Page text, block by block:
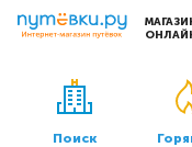
Сервисы
Бронирование
Поиск